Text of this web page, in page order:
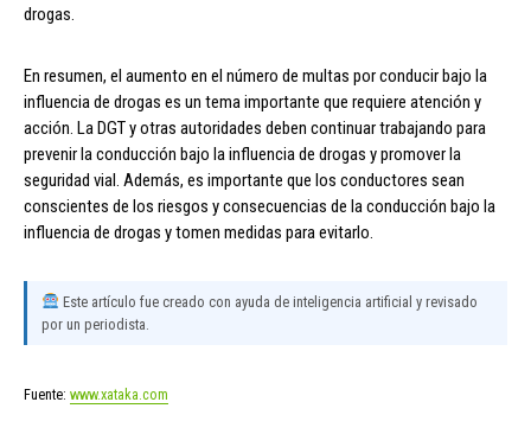
drogas.
En resumen, el aumento en el número de multas por conducir bajo la
influencia de drogas es un tema importante que requiere atención y
acción. La DGT y otras autoridades deben continuar trabajando para
prevenir la conducción bajo la influencia de drogas y promover la
seguridad vial. Además, es importante que los conductores sean
conscientes de los riesgos y consecuencias de la conducción bajo la
influencia de drogas y tomen medidas para evitarlo.
Este artículo fue creado con ayuda de inteligencia artificial y revisado
por un periodista.
Fuente: www.xataka.com